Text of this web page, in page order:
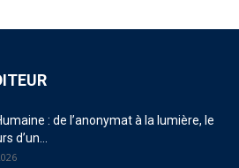
: de l’anonymat à la lumière, le
d’un...